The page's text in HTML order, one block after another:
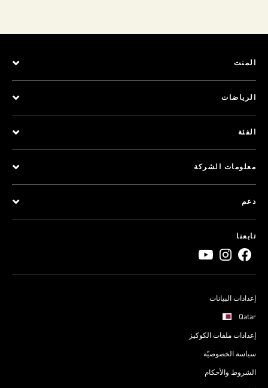
المنت
الرياضات
الفئة
معلومات الشركة
دعم
تابعنا
إعدادات البيانات
Qatar
إعدادات ملفات الكوكيز
سياسة الخصوصيّة
الشروط والأحكام